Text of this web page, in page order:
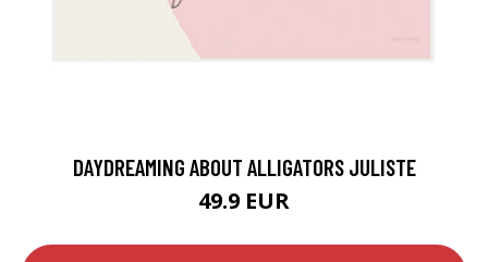
DAYDREAMING ABOUT ALLIGATORS JULISTE
49.9 EUR